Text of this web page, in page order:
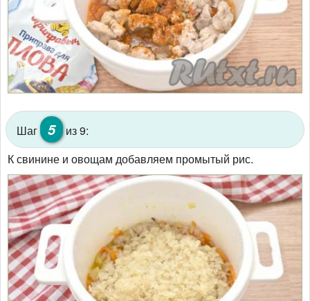
Шаг 5
из 9:
К свинине и овощам добавляем промытый рис.